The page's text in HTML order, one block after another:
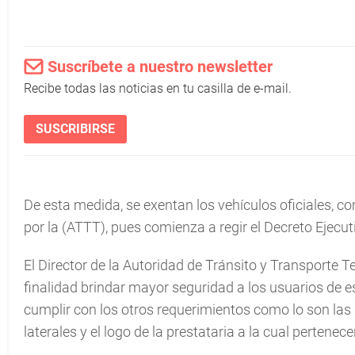
Suscríbete a nuestro newsletter
Recibe todas las noticias en tu casilla de e-mail.
SUSCRIBIRSE
De esta medida, se exentan los vehículos oficiales,
por la (ATTT), pues comienza a regir el Decreto
El Director de la Autoridad de Tránsito y Transporte
finalidad brindar mayor seguridad a los usuarios de
cumplir con los otros requerimientos como lo son
laterales y el logo de la prestataria a la cual